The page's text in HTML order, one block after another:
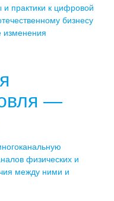
и практики к цифровой
бизнесу
изменения
—
физических и
между ними и